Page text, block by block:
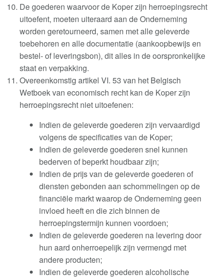
De goederen waarvoor de Koper zijn herroepingsrecht
uitoefent, moeten uiteraard aan de Onderneming
worden geretourneerd, samen met alle geleverde
toebehoren en alle documentatie (aankoopbewijs en
bestel- of leveringsbon), dit alles in de oorspronkelijke
staat en verpakking.
Overeenkomstig artikel VI. 53 van het Belgisch
Wetboek van economisch recht kan de Koper zijn
herroepingsrecht niet uitoefenen:
Indien de geleverde goederen zijn vervaardigd
volgens de specificaties van de Koper;
Indien de geleverde goederen snel kunnen
bederven of beperkt houdbaar zijn;
Indien de prijs van de geleverde goederen of
diensten gebonden aan schommelingen op de
financiële markt waarop de Onderneming geen
invloed heeft en die zich binnen de
herroepingstermijn kunnen voordoen;
Indien de geleverde goederen na levering door
hun aard onherroepelijk zijn vermengd met
andere producten;
Indien de geleverde goederen alcoholische